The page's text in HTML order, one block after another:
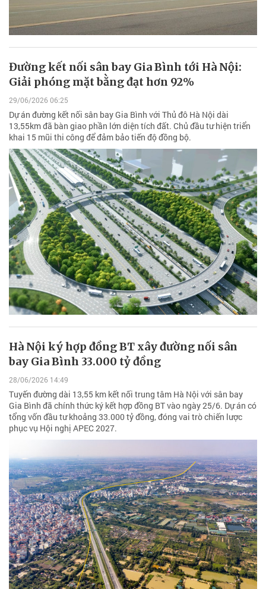
Đường kết nối sân bay Gia Bình tới Hà Nội:
Giải phóng mặt bằng đạt hơn 92%
29/06/2026 06:25
Dự án đường kết nối sân bay Gia Bình với Thủ đô Hà Nội dài
13,55km đã bàn giao phần lớn diện tích đất. Chủ đầu tư hiện triển
khai 15 mũi thi công để đảm bảo tiến độ đồng bộ.
Hà Nội ký hợp đồng BT xây đường nối sân
bay Gia Bình 33.000 tỷ đồng
28/06/2026 14:49
Tuyến đường dài 13,55 km kết nối trung tâm Hà Nội với sân bay
Gia Bình đã chính thức ký kết hợp đồng BT vào ngày 25/6. Dự án có
tổng vốn đầu tư khoảng 33.000 tỷ đồng, đóng vai trò chiến lược
phục vụ Hội nghị APEC 2027.